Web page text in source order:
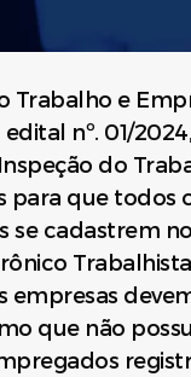
Trabalho e
nº. 01/
do
para que todos
se cadastrem
Trabalhista
empresas
que não